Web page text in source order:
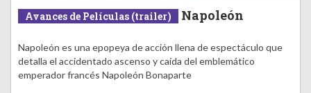
Avances de Películas (trailer) Napoleón
Napoleón es una epopeya de acción llena de espectáculo que
detalla el accidentado ascenso y caída del emblemático
emperador francés Napoleón Bonaparte